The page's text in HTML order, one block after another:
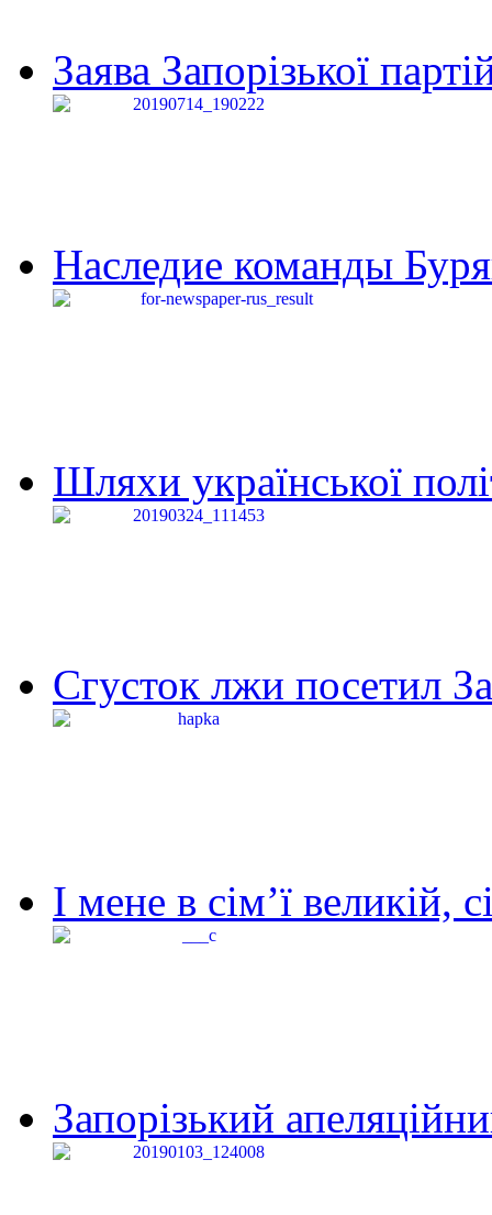
Заява Запорізької
Наследие команды
Шляхи української
Сгусток лжи посетил
І мене в сім’ї великій,
Запорізький